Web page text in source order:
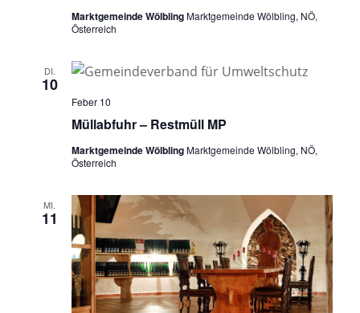
Marktgemeinde WölblingMarktgemeinde Wölbling, NÖ,
Österreich
DI.
10
Müllabfuhr – Restmüll MP
Feber 10
Marktgemeinde WölblingMarktgemeinde Wölbling, NÖ,
Österreich
MI.
11